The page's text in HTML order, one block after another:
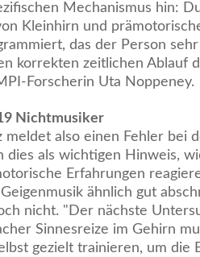
Mechanismus hin:
Kleinhirn und
das der Person
korrekten zeitlichen Ablauf
Forscherin Uta Noppeney.
Nichtmusiker
meldet also einen Fehler bei
dies als wichtigen Hinweis,
Erfahrungen
ähnlich gut
nicht. "Der nächste
Sinnesreize im Gehirn
gezielt trainieren, um die